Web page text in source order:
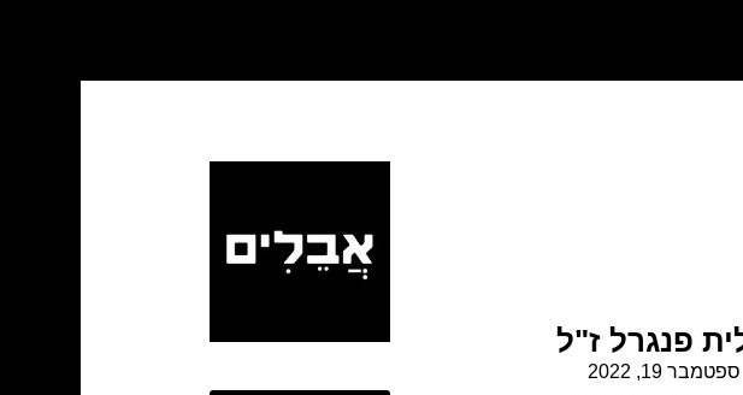
פנגרל ז"ל
ספטמבר 19, 2022